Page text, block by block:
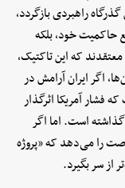
راهبردی بازگردد،
حاکمیت خود، بلکه
که این تاکتیک،
اگر ایران آرامش در
فشار آمریکا اثرگذار
گذاشته است. اما اگر
را می‌دهد که «پروژه
از سر بگیرد.